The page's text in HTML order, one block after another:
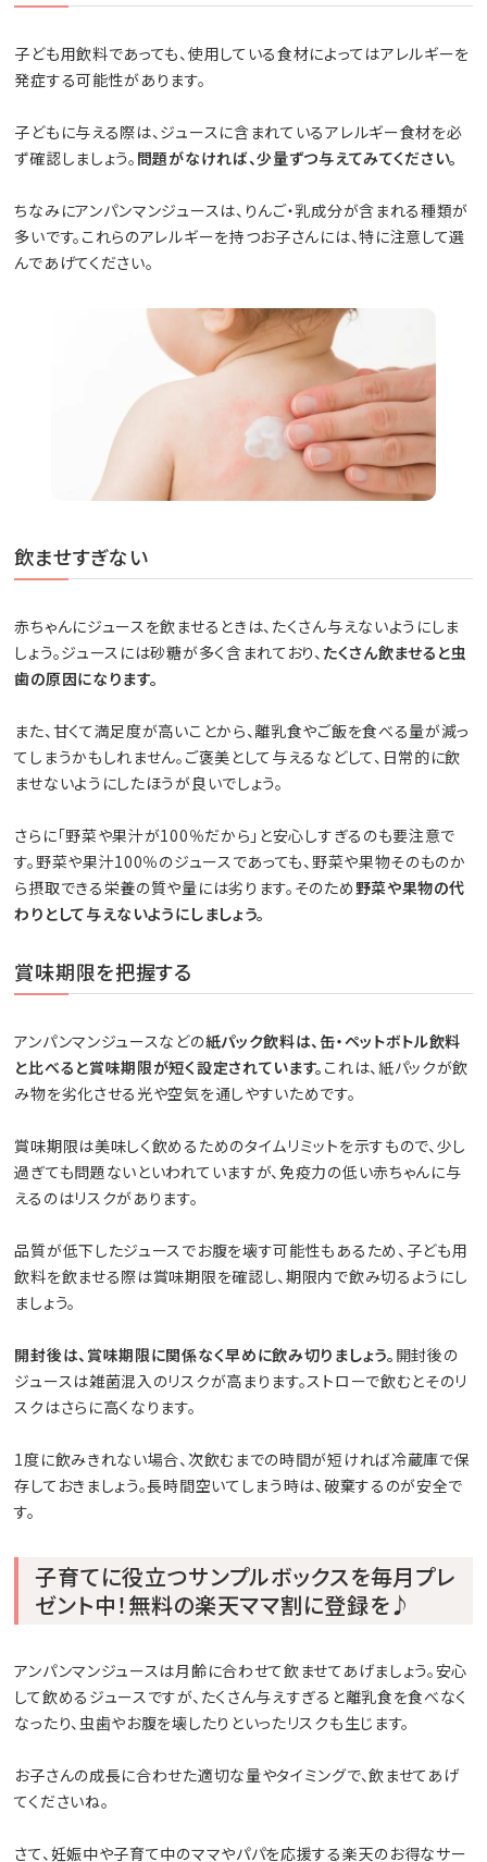
子ども用飲料であっても、使用している食材によってはアレルギーを
発症する可能性があります。
子どもに与える際は、ジュースに含まれているアレルギー食材を必
ず確認しましょう。 問題がなければ、少量ずつ与えてみてください。
ちなみにアンパンマンジュースは、りんご・乳成分が含まれる種類が
多いです。これらのアレルギーを持つお子さんには、特に注意して選
んであげてください。
飲ませすぎない
赤ちゃんにジュースを飲ませるときは、たくさん与えないようにしま
しょう。ジュースには砂糖が多く含まれており、 たくさん飲ませると虫
歯の原因になります。
また、甘くて満足度が高いことから、離乳食やご飯を食べる量が減っ
てしまうかもしれません。ご褒美として与えるなどして、日常的に飲
ませないようにしたほうが良いでしょう。
さらに「野菜や果汁が100％だから」と安心しすぎるのも要注意で
す。野菜や果汁100％のジュースであっても、野菜や果物そのものか
ら摂取できる栄養の質や量には劣ります。そのため野菜や果物の代
わりとして与えないようにしましょう。
賞味期限を把握する
アンパンマンジュースなどの紙パック飲料は、缶・ペットボトル飲料
と比べると賞味期限が短く設定されています。 これは、紙パックが飲
み物を劣化させる光や空気を通しやすいためです。
賞味期限は美味しく飲めるためのタイムリミットを示すもので、少し
過ぎても問題ないといわれていますが、免疫力の低い赤ちゃんに与
えるのはリスクがあります。
品質が低下したジュースでお腹を壊す可能性もあるため、子ども用
飲料を飲ませる際は賞味期限を確認し、期限内で飲み切るようにし
ましょう。
開封後は、賞味期限に関係なく早めに飲み切りましょう。 開封後の
ジュースは雑菌混入のリスクが高まります。ストローで飲むとそのリ
スクはさらに高くなります。
1度に飲みきれない場合、次飲むまでの時間が短ければ冷蔵庫で保
存しておきましょう。長時間空いてしまう時は、破棄するのが安全で
す。
子育てに役立つサンプルボックスを毎月プレ
ゼント中！無料の楽天ママ割に登録を♪
アンパンマンジュースは月齢に合わせて飲ませてあげましょう。安心
して飲めるジュースですが、たくさん与えすぎると離乳食を食べなく
なったり、虫歯やお腹を壊したりといったリスクも生じます。
お子さんの成長に合わせた適切な量やタイミングで、飲ませてあげ
てくださいね。
さて、妊娠中や子育て中のママやパパを応援する楽天のお得なサー